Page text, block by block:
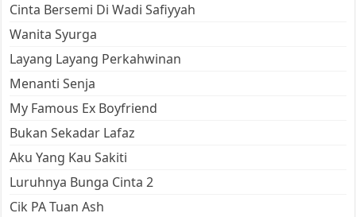
Cinta Bersemi Di Wadi Safiyyah
Wanita Syurga
Layang Layang Perkahwinan
Menanti Senja
My Famous Ex Boyfriend
Bukan Sekadar Lafaz
Aku Yang Kau Sakiti
Luruhnya Bunga Cinta 2
Cik PA Tuan Ash